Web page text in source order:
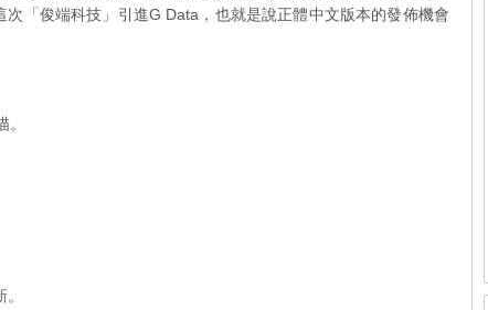
「俊端科技」引進G Data，也就是說正體中文版本的發佈機會